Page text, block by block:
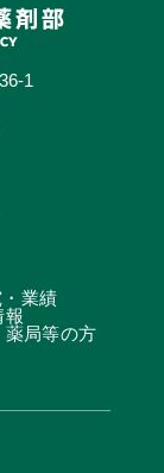
1
業績
報
薬局等の方